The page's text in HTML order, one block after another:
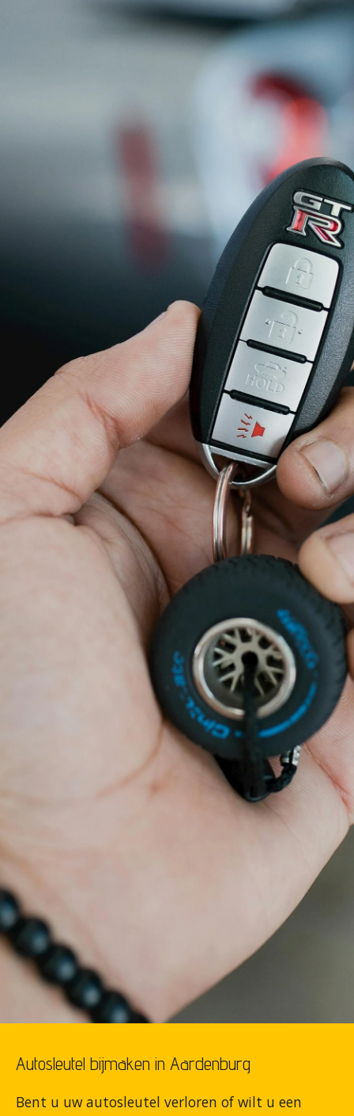
Autosleutel bijmaken in Aardenburg
Bent u uw autosleutel verloren of wilt u een